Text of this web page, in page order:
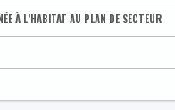
(m²)
- Province - Bassin EFE - Zone de
l'urbanisation ou ZACC
de l'activité économique mixte
de l'activité économique
À L’HABITAT AU PLAN DE SECTEUR
- Province - Bassin EFE - Zone de
destinée à l'habitat au
- Province